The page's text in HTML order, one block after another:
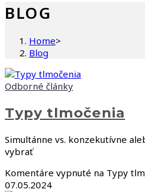
BLOG
Home>
Blog
Odborné články
Typy tlmočenia
Simultánne vs. konzekutívne
vybrať
Komentáre vypnuté na Typy
07.05.2024